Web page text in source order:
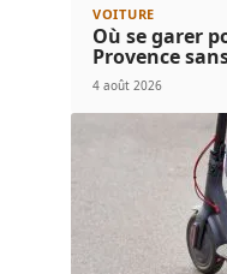
VOITURE
Où se garer
Provence
4 août 2026